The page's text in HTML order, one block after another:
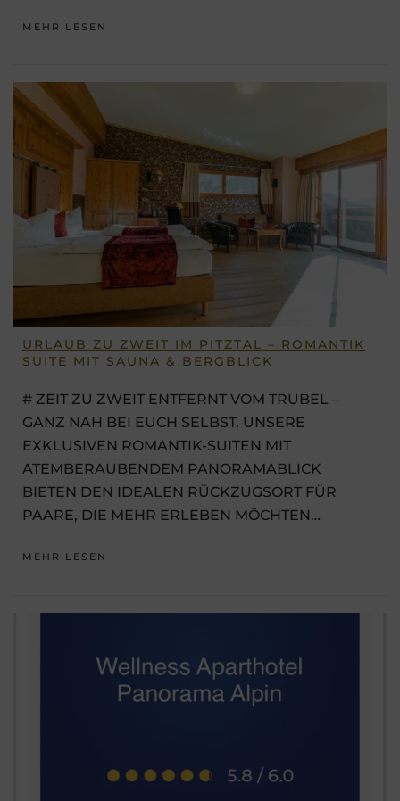
MEHR LESEN
URLAUB ZU ZWEIT IM PITZTAL – ROMANTIK
SUITE MIT SAUNA & BERGBLICK
# ZEIT ZU ZWEIT ENTFERNT VOM TRUBEL –
GANZ NAH BEI EUCH SELBST. UNSERE
EXKLUSIVEN ROMANTIK-SUITEN MIT
ATEMBERAUBENDEM PANORAMABLICK
BIETEN DEN IDEALEN RÜCKZUGSORT FÜR
PAARE, DIE MEHR ERLEBEN MÖCHTEN…
MEHR LESEN